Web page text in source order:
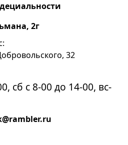
2г
32
сб с 8-00 до 14-00, вс-